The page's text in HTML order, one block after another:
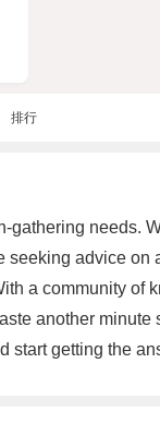
排行
gathering needs.
seeking advice on
a community of
another minute
start getting the